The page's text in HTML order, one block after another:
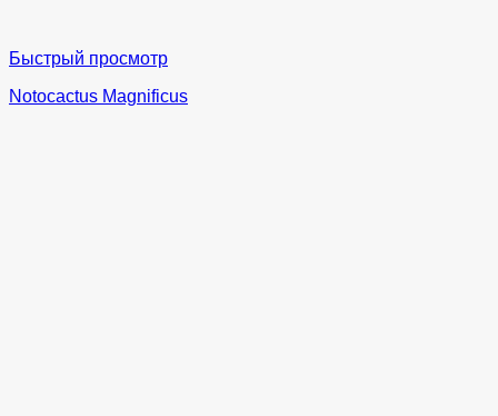
Быстрый просмотр
Notocactus Magnificus